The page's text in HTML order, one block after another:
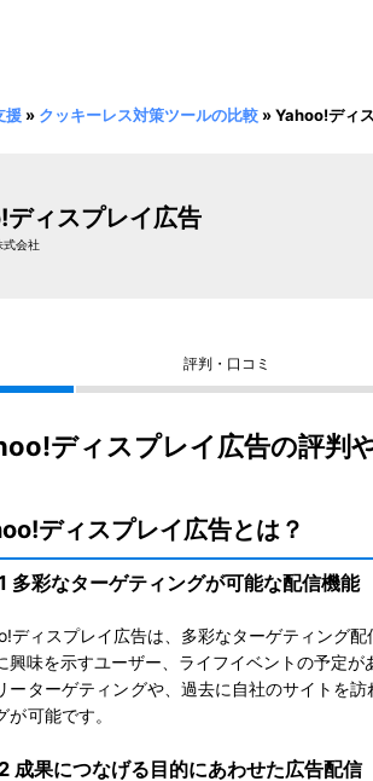
援» クッキーレス対策ツールの比較»Yahoo!ディ
ィスプレイ広告
式会社
評判・口コミ
ディスプレイ広告の評判
ディスプレイ広告とは？
多彩なターゲティングが可能な配信機能
ディスプレイ広告は、多彩なターゲティング配
興味を示すユーザー、ライフイベントの予定
ーターゲティングや、 過去に自社のサイトを
が可能です。
成果につなげる目的にあわせた広告配信